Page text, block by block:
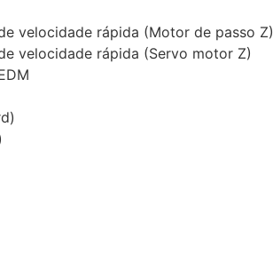
velocidade rápida (Motor de passo Z)
velocidade rápida (Servo motor Z)